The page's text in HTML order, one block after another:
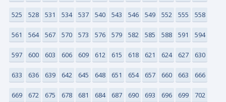
525 528 531 534 537 540 543 546 549 552 555 558
561 564 567 570 573 576 579 582 585 588 591 594
597 600 603 606 609 612 615 618 621 624 627 630
633 636 639 642 645 648 651 654 657 660 663 666
669 672 675 678 681 684 687 690 693 696 699 702